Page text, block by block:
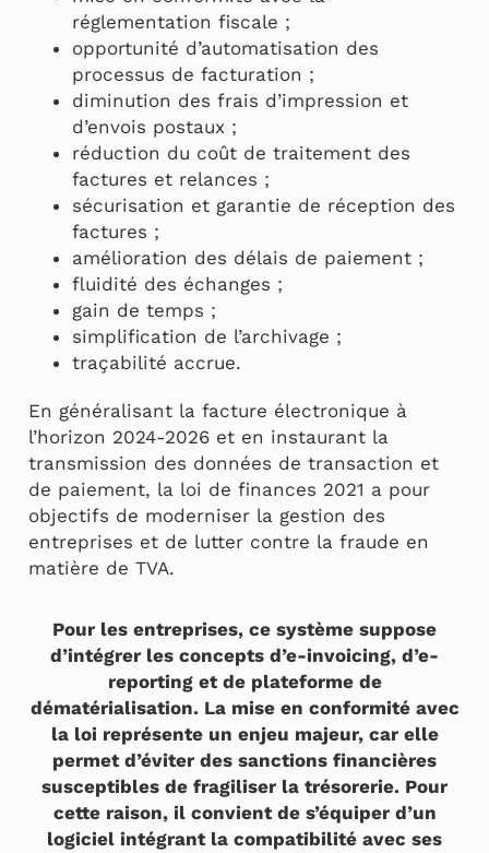
réglementation fiscale ;
opportunité d’automatisation des
processus de facturation ;
diminution des frais d’impression et
d’envois postaux ;
réduction du coût de traitement des
factures et relances ;
sécurisation et garantie de réception des
factures ;
amélioration des délais de paiement ;
fluidité des échanges ;
gain de temps ;
simplification de l’archivage ;
traçabilité accrue.
En généralisant la facture électronique à
l’horizon 2024-2026 et en instaurant la
transmission des données de transaction et
de paiement, la loi de finances 2021 a pour
objectifs de moderniser la gestion des
entreprises et de lutter contre la fraude en
matière de TVA.
Pour les entreprises, ce système suppose
d’intégrer les concepts d’e-invoicing, d’e-
reporting et de plateforme de
dématérialisation. La mise en conformité avec
la loi représente un enjeu majeur, car elle
permet d’éviter des sanctions financières
susceptibles de fragiliser la trésorerie. Pour
cette raison, il convient de s’équiper d’un
logiciel intégrant la compatibilité avec ses